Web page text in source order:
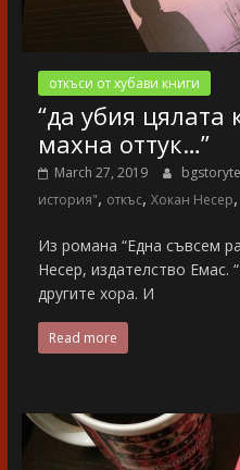
откъси от хубави книги
“да убия
махна оттук…”
March 27, 2019
история", откъс, Хокан Несер,
Из романа “Една съвсем
Несер, издателство Емас.
другите хора. И
Read more